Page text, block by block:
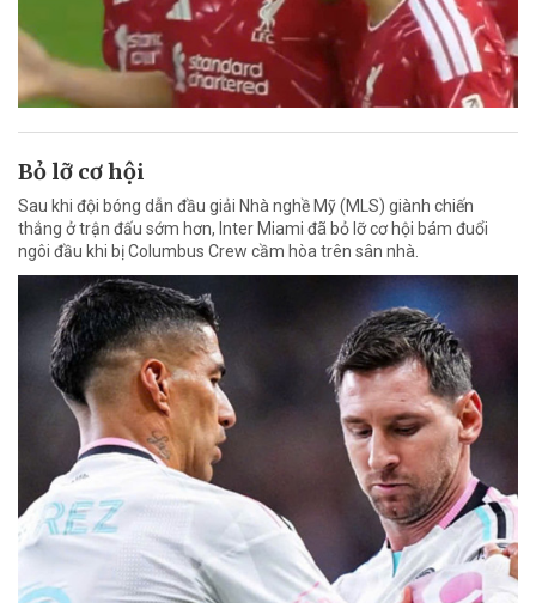
Bỏ lỡ cơ hội
Sau khi đội bóng dẫn đầu giải Nhà nghề Mỹ (MLS) giành chiến
thắng ở trận đấu sớm hơn, Inter Miami đã bỏ lỡ cơ hội bám đuổi
ngôi đầu khi bị Columbus Crew cầm hòa trên sân nhà.